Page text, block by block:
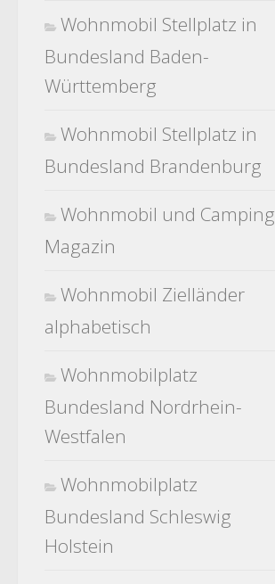
Wohnmobil Stellplatz in
Bundesland Baden-
Württemberg
Wohnmobil Stellplatz in
Bundesland Brandenburg
Wohnmobil und Camping
Magazin
Wohnmobil Zielländer
alphabetisch
Wohnmobilplatz
Bundesland Nordrhein-
Westfalen
Wohnmobilplatz
Bundesland Schleswig
Holstein